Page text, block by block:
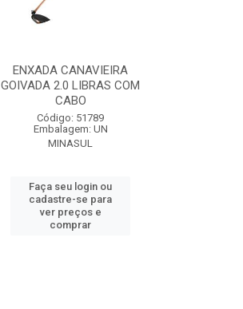
ENXADA CANAVIEIRA
GOIVADA 2.0 LIBRAS COM
CABO
Código: 51789
Embalagem: UN
MINASUL
Faça seu login ou
cadastre-se para
ver preços e
comprar